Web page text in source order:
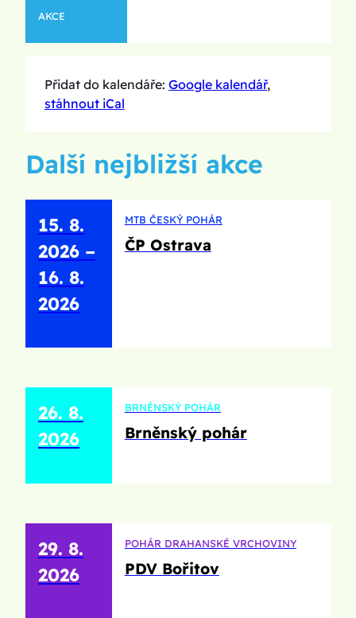
AKCE
Přidat do kalendáře: Google kalendář,
stáhnout iCal
Další nejbližší akce
15. 8.
2026 –
16. 8.
2026
MTB ČESKÝ POHÁR
ČP Ostrava
26. 8.
2026
BRNĚNSKÝ POHÁR
Brněnský pohár
29. 8.
2026
POHÁR DRAHANSKÉ VRCHOVINY
PDV Bořitov